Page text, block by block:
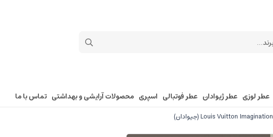
عطر لوزی عطر ژیوادان عطر فوتبالی اسپری محصولات آرایشی و بهداشتی تماس با ما